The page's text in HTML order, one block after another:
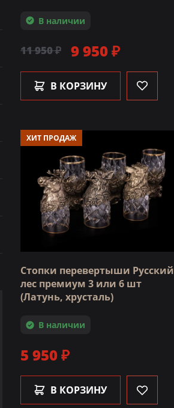
В наличии
11 950 ₽ 9 950 ₽
В КОРЗИНУ
ХИТ ПРОДАЖ
Стопки перевертыши Русский
лес премиум 3 или 6 шт
(Латунь, хрусталь)
В наличии
5 950 ₽
В КОРЗИНУ